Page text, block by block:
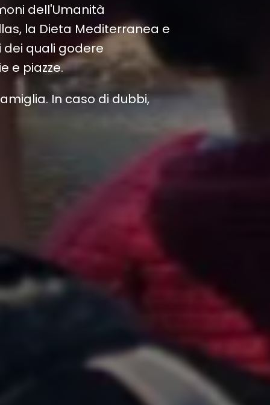
dell'Umanità
la Dieta Mediterranea e
quali godere
e piazze.
In caso di dubbi,